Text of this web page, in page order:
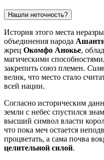
Нашли неточность?
История этого места
объединения народа
жрец Окомфо Анокье,
магическими
закрепить союз племен.
велик, что место стало
всей нации.
Согласно историческим
земли с небес спустился
высший символ власти
что пока меч остается
процветать, а сама почва
целительной силой.